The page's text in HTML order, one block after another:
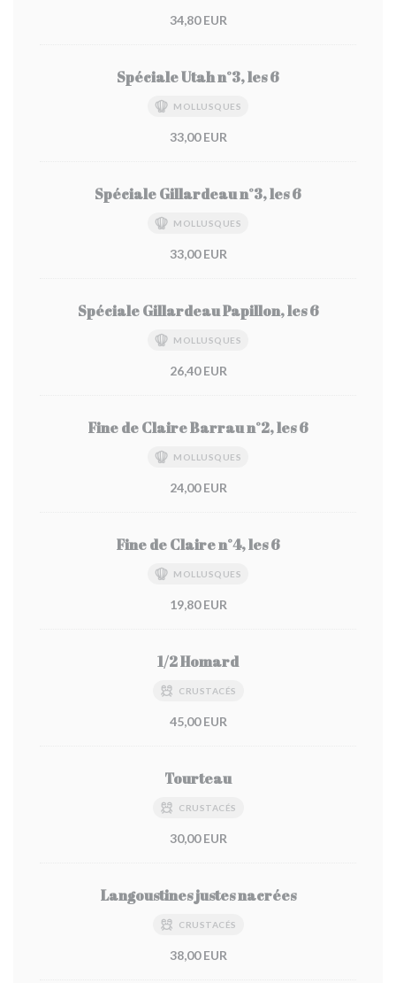
34,80 EUR
Spéciale Utah n°3, les 6
MOLLUSQUES
33,00 EUR
Spéciale Gillardeau n°3, les 6
MOLLUSQUES
33,00 EUR
Spéciale Gillardeau Papillon, les 6
MOLLUSQUES
26,40 EUR
Fine de Claire Barrau n°2, les 6
MOLLUSQUES
24,00 EUR
Fine de Claire n°4, les 6
MOLLUSQUES
19,80 EUR
1/2 Homard
CRUSTACÉS
45,00 EUR
Tourteau
CRUSTACÉS
30,00 EUR
Langoustines justes nacrées
CRUSTACÉS
38,00 EUR